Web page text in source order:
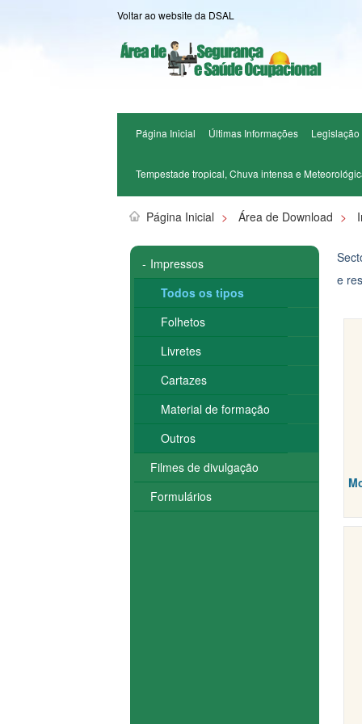
Voltar ao website da DSAL
Página Inicial Últimas Informações Legislação
Tempestade tropical, Chuva intensa e
Página Inicial > Área de Download >
- Impressos
Todos os tipos
Folhetos
Livretes
Cartazes
Material de formação
Outros
Filmes de divulgação
Formulários
e